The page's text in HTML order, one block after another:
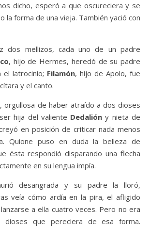
dicho, esperó a que oscureciera y se
la forma de una vieja. También yació con
dos mellizos, cada uno de un padre
, hijo de Hermes, heredó de su padre
el latrocinio; Filamón, hijo de Apolo, fue
y el canto.
orgullosa de haber atraído a dos dioses
hija del valiente Dedalión y nieta de
en posición de criticar nada menos
Quíone puso en duda la belleza de
ésta respondió disparando una flecha
en su lengua impía.
desangrada y su padre la lloró,
veía cómo ardía en la pira, el afligido
a ella cuatro veces. Pero no era
dioses que pereciera de esa forma.